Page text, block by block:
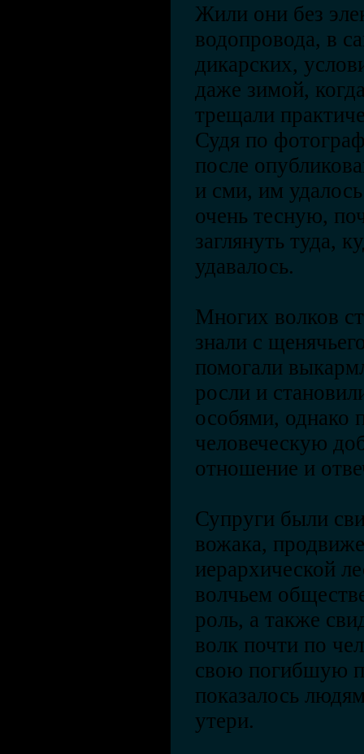
Жили они без
водопровода, в
дикарских,
даже зимой,
трещали
Судя по
после
и сми, им
очень тесную,
заглянуть туда,
удавалось.
Многих волков
знали с
помогали
росли и
особями, однако
человеческую
отношение и
Супруги были
вожака,
иерархической
волчьем
роль, а также
волк почти по
свою погибшую
показалось
утери.